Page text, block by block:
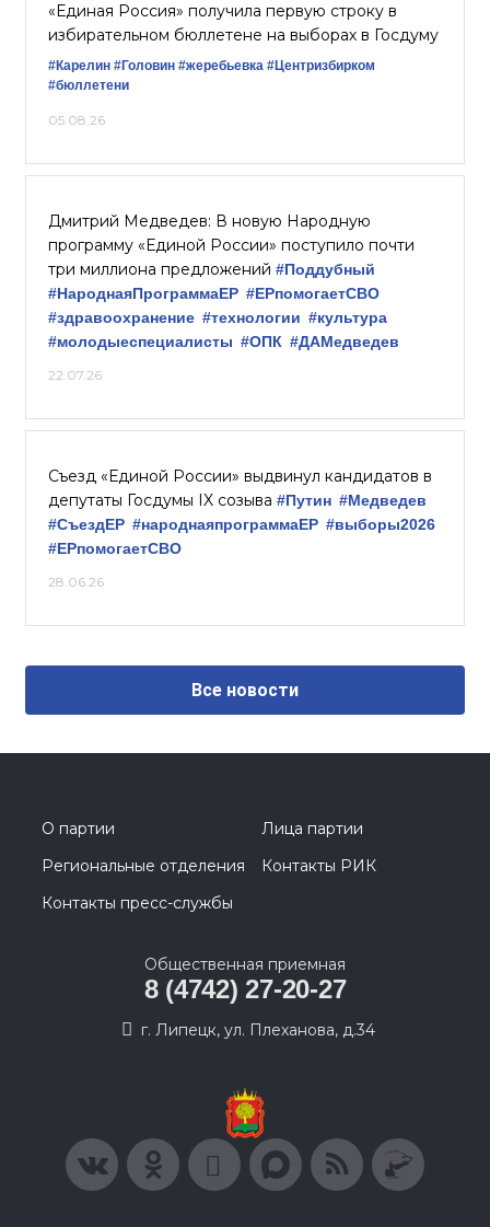
«Единая Россия» получила первую строку в
избирательном бюллетене на выборах в Госдуму
#Карелин #Головин #жеребьевка #Центризбирком
#бюллетени
05.08.26
Дмитрий Медведев: В новую Народную
программу «Единой России» поступило почти
три миллиона предложений #Поддубный
#НароднаяПрограммаЕР #ЕРпомогаетСВО
#здравоохранение #технологии #культура
#молодыеспециалисты #ОПК #ДАМедведев
22.07.26
Съезд «Единой России» выдвинул кандидатов в
депутаты Госдумы IX созыва #Путин #Медведев
#СъездЕР #народнаяпрограммаЕР #выборы2026
#ЕРпомогаетСВО
28.06.26
Все новости
О партии
Лица партии
Региональные отделения
Контакты РИК
Контакты пресс-службы
Общественная приемная
8 (4742) 27-20-27
г. Липецк, ул. Плеханова, д.34